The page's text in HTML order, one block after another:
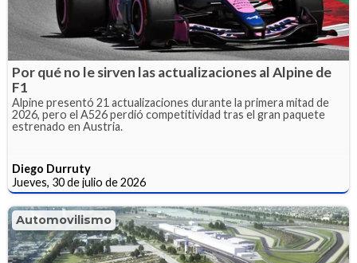
Por qué no le sirven las actualizaciones al Alpine de
F1
Alpine presentó 21 actualizaciones durante la primera mitad de
2026, pero el A526 perdió competitividad tras el gran paquete
estrenado en Austria.
Diego Durruty
Jueves, 30 de julio de 2026
Automovilismo